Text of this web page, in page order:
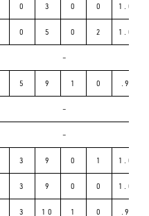
0 3 0 0 1.000
0 5 0 2 1.000
–
5 9 1 0 .933
–
–
3 9 0 1 1.000
3 9 0 0 1.000
3 10 1 0 .929